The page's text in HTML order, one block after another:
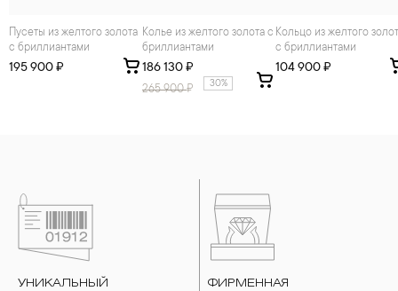
Пусеты из желтого золота
с бриллиантами
195 900 ₽
Колье из желтого золота с
бриллиантами
186 130 ₽
265 900₽ 30%
Кольцо из желтого золота
с бриллиантами
104 900 ₽
УНИКАЛЬНЫЙ
ФИРМЕННАЯ